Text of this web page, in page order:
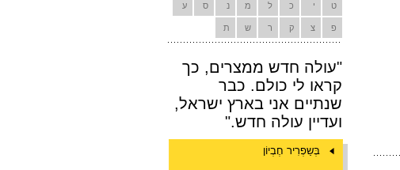
ט י כ ל מ נ ס ע
פ צ ק ר ש ת
"עולה חדש ממצרים, כך
קראו לי כולם. כבר
שנתיים אני בארץ ישראל,
ועדיין עולה חדש."
בְּשַפְרִיר חֶבְיוֹן